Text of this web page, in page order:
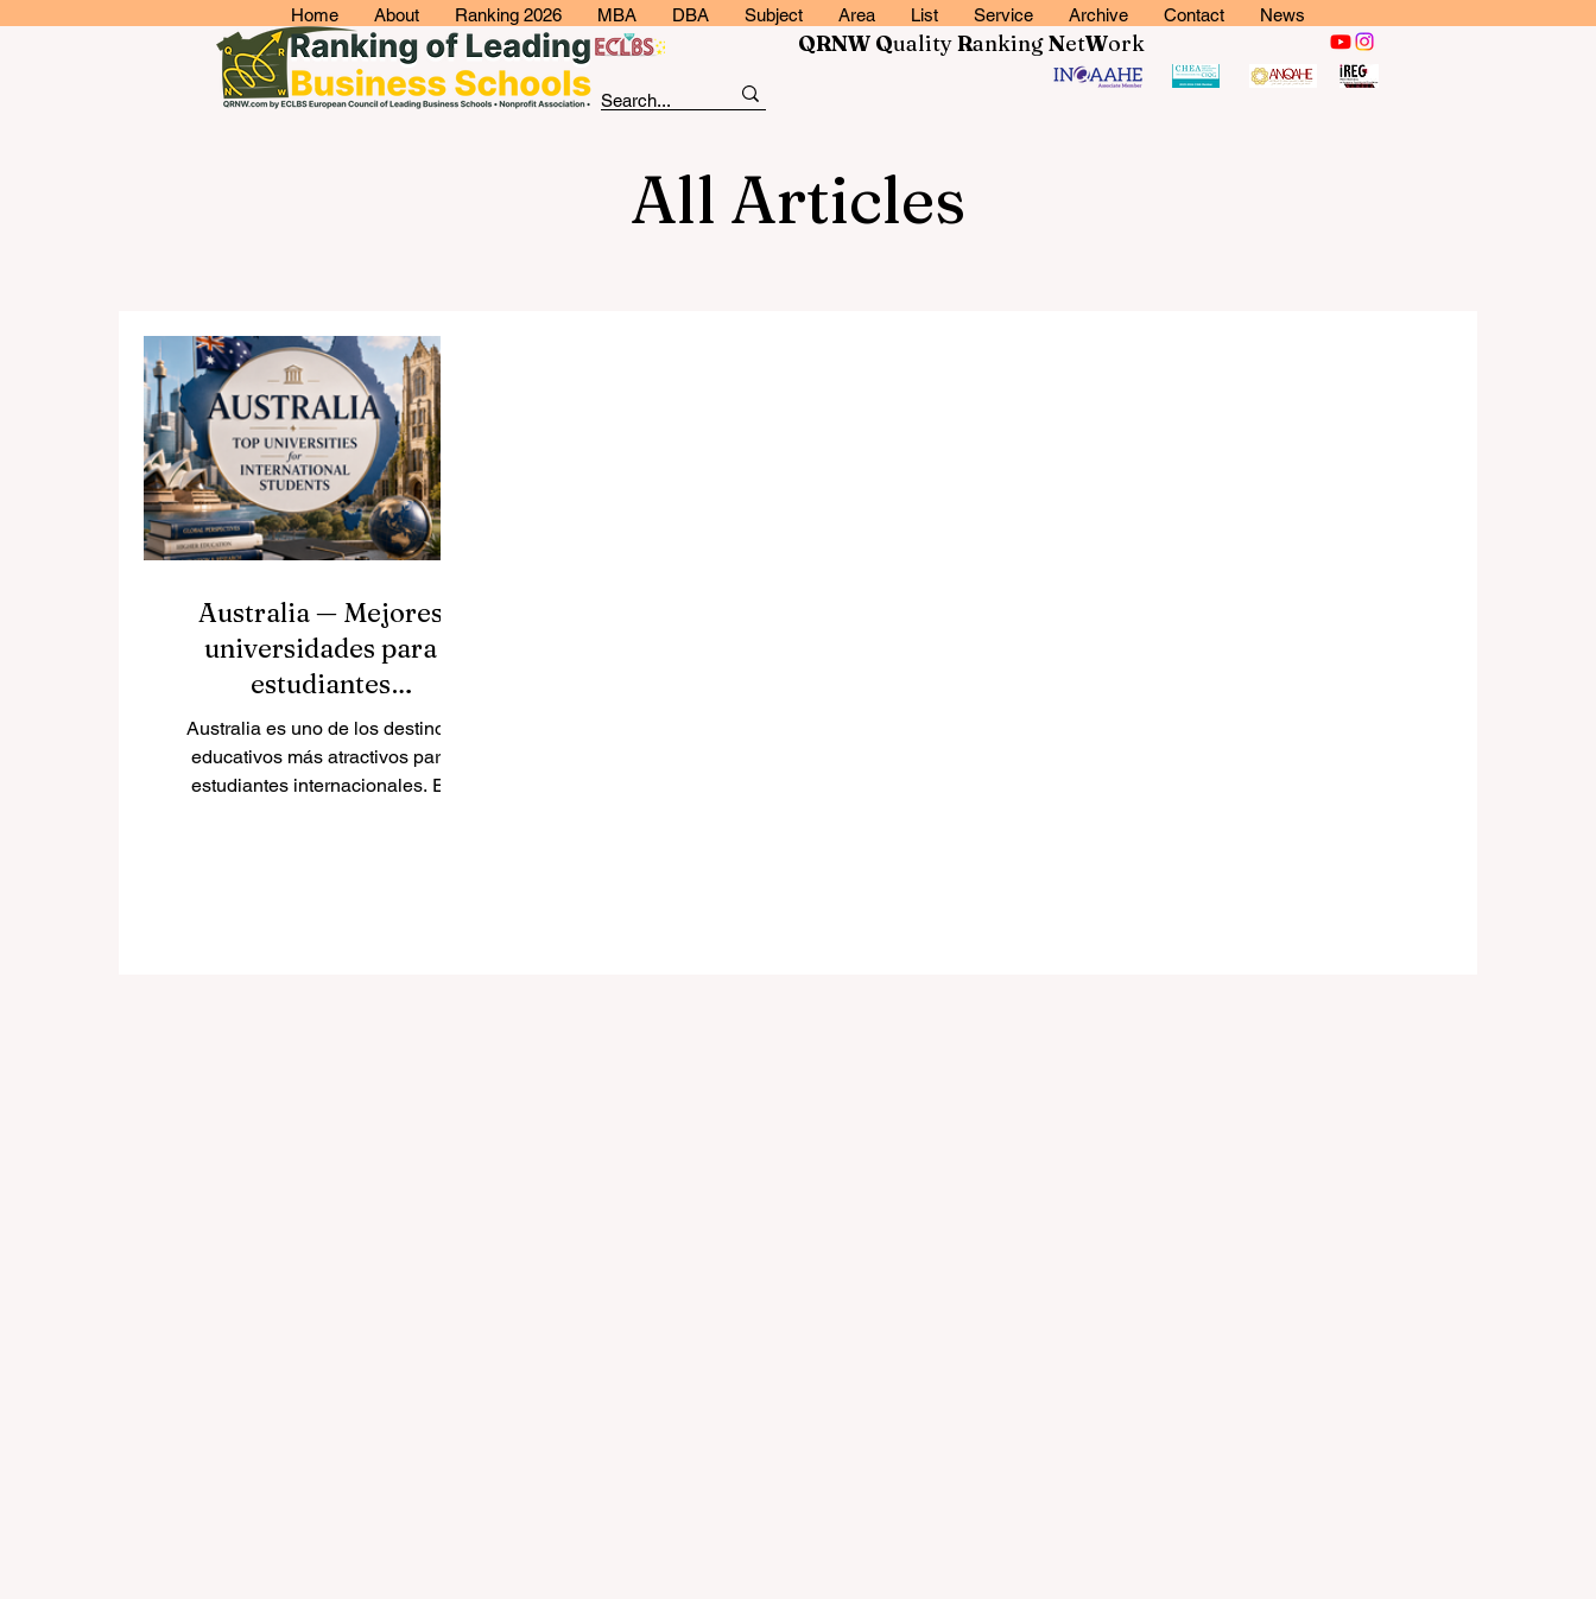
Home About Ranking 2026 MBA DBA Subject Area List Service Archive Contact News
QRNW QualityRankingNetWork
All Articles
Australia — Mejores
universidades para
estudiantes
internacionales
Australia es uno de los destinos
educativos más atractivos para
estudiantes internacionales. El